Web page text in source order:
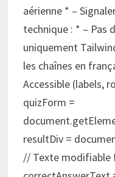
aérienne * –
technique : * – Pas
uniquement
les chaînes en
Accessible (labels,
quizForm =
resultDiv =
// Texte modifiable